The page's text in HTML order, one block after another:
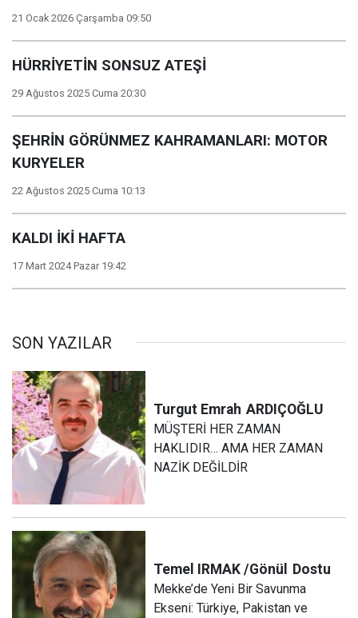
21 Ocak 2026 Çarşamba 09:50
HÜRRİYETİN SONSUZ ATEŞİ
29 Ağustos 2025 Cuma 20:30
ŞEHRİN GÖRÜNMEZ KAHRAMANLARI: MOTOR
KURYELER
22 Ağustos 2025 Cuma 10:13
KALDI İKİ HAFTA
17 Mart 2024 Pazar 19:42
SON YAZILAR
Turgut Emrah ARDIÇOĞLU
MÜŞTERİ HER ZAMAN
HAKLIDIR… AMA HER ZAMAN
NAZİK DEĞİLDİR
Temel IRMAK /Gönül Dostu
Mekke’de Yeni Bir Savunma
Ekseni: Türkiye, Pakistan ve